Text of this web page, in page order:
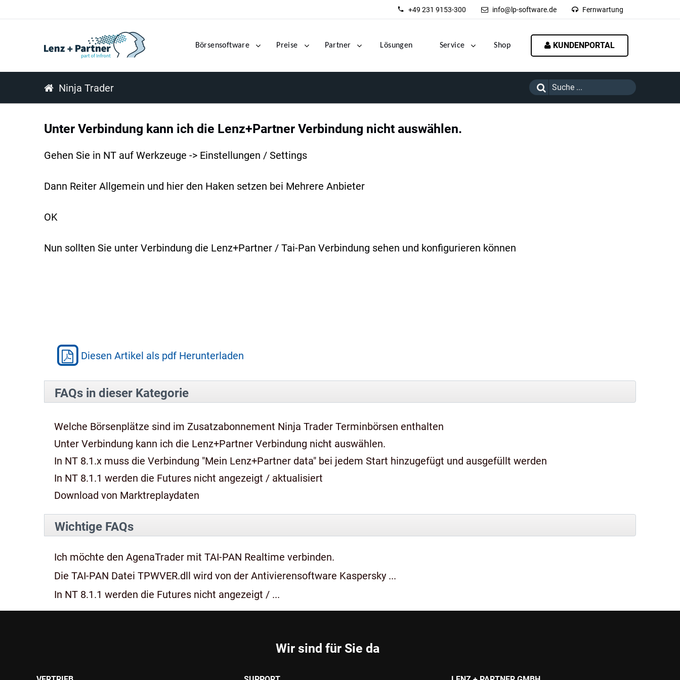
+49 231 9153-300 info@lp-software.de Fernwartung
Börsensoftware Preise Partner Lösungen Service Shop KUNDENPORTAL
Ninja Trader
Unter Verbindung kann ich die Lenz+Partner Verbindung nicht auswählen.
Gehen Sie in NT auf Werkzeuge -> Einstellungen / Settings
Dann Reiter Allgemein und hier den Haken setzen bei Mehrere Anbieter
OK
Nun sollten Sie unter Verbindung die Lenz+Partner / Tai-Pan Verbindung sehen und konfigurieren können
Diesen Artikel als pdf Herunterladen
FAQs in dieser Kategorie
Welche Börsenplätze sind im Zusatzabonnement Ninja Trader Terminbörsen enthalten
Unter Verbindung kann ich die Lenz+Partner Verbindung nicht auswählen.
In NT 8.1.x muss die Verbindung "Mein Lenz+Partner data" bei jedem Start hinzugefügt und ausgefüllt werden
In NT 8.1.1 werden die Futures nicht angezeigt / aktualisiert
Download von Marktreplaydaten
Wichtige FAQs
Ich möchte den AgenaTrader mit TAI-PAN Realtime verbinden.
Die TAI-PAN Datei TPWVER.dll wird von der Antivierensoftware Kaspersky ...
In NT 8.1.1 werden die Futures nicht angezeigt / ...
Wir sind für Sie da